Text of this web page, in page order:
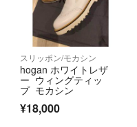
スリッポン/モカシン
hogan ホワイトレザ
ー ウィングティッ
プ モカシン
¥18,000